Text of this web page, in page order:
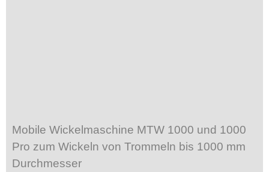
Mobile Wickelmaschine MTW 1000 und 1000
Pro zum Wickeln von Trommeln bis 1000 mm
Durchmesser